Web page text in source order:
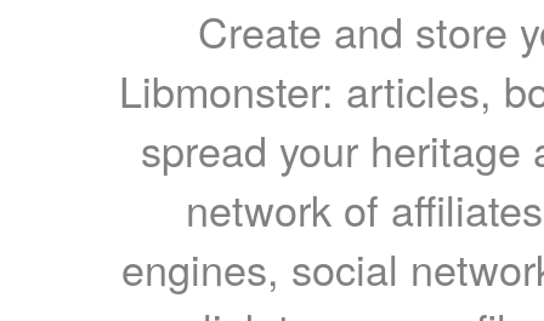
Create and store
Libmonster: articles,
spread your heritage
network of
engines, social